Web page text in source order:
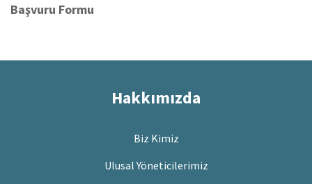
Başvuru Formu
Hakkımızda
Biz Kimiz
Ulusal Yöneticilerimiz